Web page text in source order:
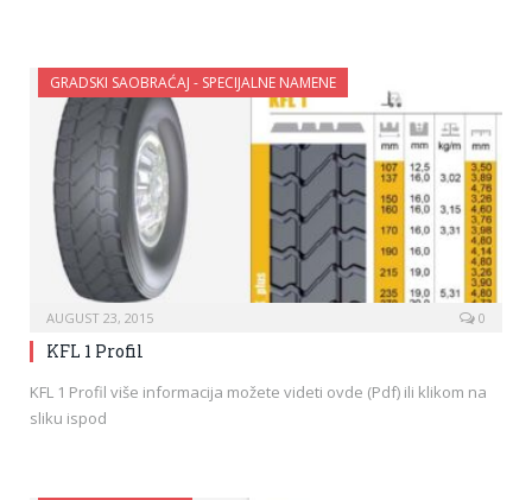
GRADSKI SAOBRAĆAJ - SPECIJALNE NAMENE
AUGUST 23, 2015 0
KFL 1 Profil
KFL 1 Profil više informacija možete videti ovde (Pdf) ili klikom na
sliku ispod